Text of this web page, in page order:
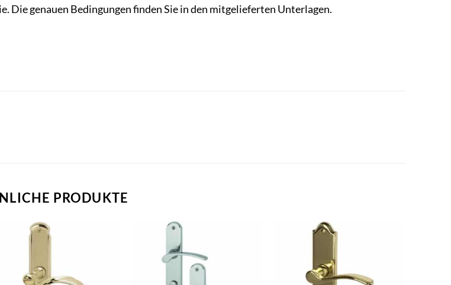
Die genauen Bedingungen finden Sie in den mitgelieferten Unterlagen.
PRODUKTE